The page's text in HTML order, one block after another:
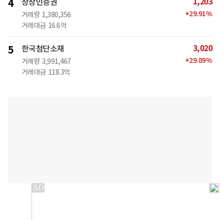
4
거래량 1,380,356
거래대금 16.6억
+29.91%
5 한국첨단소재
거래량 3,991,467
거래대금 118.3억
3,020
+29.89%